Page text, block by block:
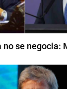
no se negocia: